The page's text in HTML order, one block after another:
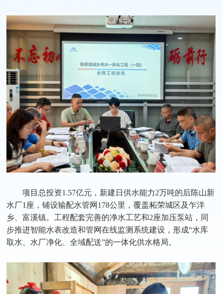
项目总投资1.57亿元，新建日供水能力2万吨的后陈山新
水厂1座，铺设输配水管网178公里，覆盖柘荣城区及乍洋
乡、富溪镇。工程配套完善的净水工艺和2座加压泵站，同
步推进智能水表改造和管网在线监测系统建设，形成“水库
取水、水厂净化、全域配送”的一体化供水格局。